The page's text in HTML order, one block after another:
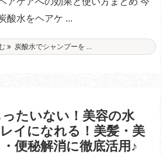
酸水をヘアケ ...
炭酸水でシャンプーを ...
たいない！美容の水
レイになれる！美髪・美
便秘解消に徹底活用♪